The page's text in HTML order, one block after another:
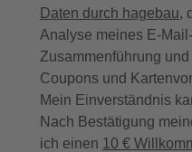
Daten durch hagebau,
Analyse meines E-
Zusammenführung
Coupons und
Mein Einverständnis
Nach Bestätigung
ich einen 10 €